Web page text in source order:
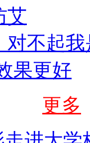
艾
对不起
果更好
更多